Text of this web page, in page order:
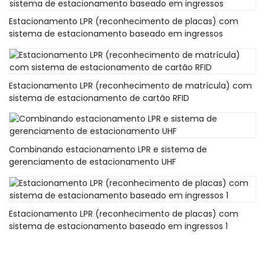
Estacionamento LPR (reconhecimento de placas) com
sistema de estacionamento baseado em ingressos
Estacionamento LPR (reconhecimento de matrícula) com
sistema de estacionamento de cartão RFID
Combinando estacionamento LPR e sistema de
gerenciamento de estacionamento UHF
Estacionamento LPR (reconhecimento de placas) com
sistema de estacionamento baseado em ingressos 1